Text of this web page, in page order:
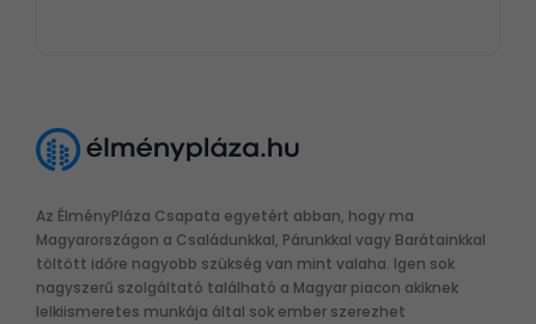
Az ÉlményPláza Csapata egyetért abban, hogy ma
Magyarországon a Családunkkal, Párunkkal vagy Barátainkkal
töltött időre nagyobb szükség van mint valaha. Igen sok
nagyszerű szolgáltató található a Magyar piacon akiknek
lelkiismeretes munkája által sok ember szerezhet